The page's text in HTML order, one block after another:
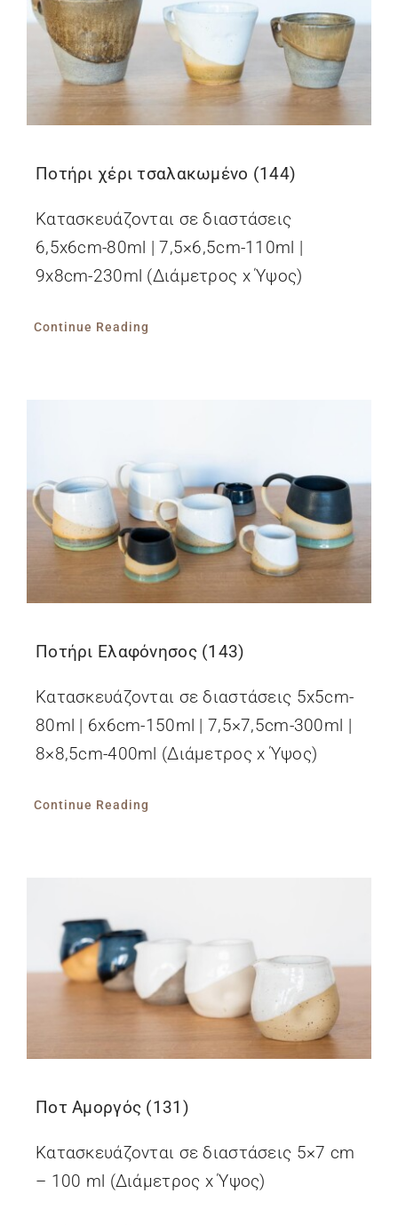
Ποτήρι χέρι τσαλακωμένο (144)
Κατασκευάζονται σε διαστάσεις
6,5x6cm-80ml | 7,5×6,5cm-110ml |
9x8cm-230ml (Διάμετρος x Ύψος)
Continue Reading
Ποτήρι Ελαφόνησος (143)
Κατασκευάζονται σε διαστάσεις 5x5cm-
80ml | 6x6cm-150ml | 7,5×7,5cm-300ml |
8×8,5cm-400ml (Διάμετρος x Ύψος)
Continue Reading
Ποτ Αμοργός (131)
Κατασκευάζονται σε διαστάσεις 5×7 cm
– 100 ml (Διάμετρος x Ύψος)